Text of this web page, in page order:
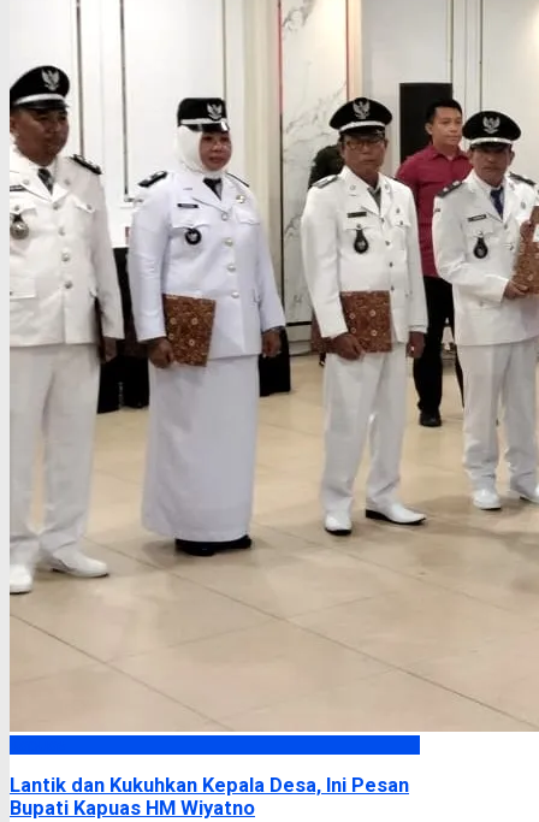
Lantik dan Kukuhkan Kepala Desa, Ini Pesan
Bupati Kapuas HM Wiyatno